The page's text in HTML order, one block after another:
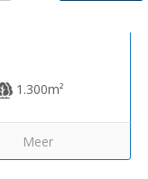
1.300m²
Meer